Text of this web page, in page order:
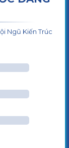
Ngũ Kiến Trúc